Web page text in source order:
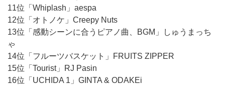
11位「Whiplash」aespa
12位「オトノケ」Creepy Nuts
13位「感動シーンに合うピアノ曲、BGM」しゅうまっち
ゃ
14位「フルーツバスケット」FRUITS ZIPPER
15位「Tourist」RJ Pasin
16位「UCHIDA 1」GINTA & ODAKEi